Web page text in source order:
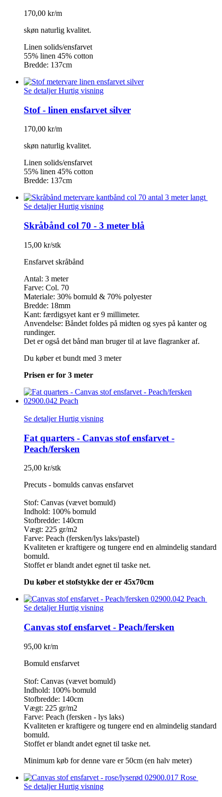
170,00 kr/m
skøn naturlig kvalitet.
Linen solids/ensfarvet
55% linen 45% cotton
Bredde: 137cm
Se detaljerHurtig visning
Stof - linen ensfarvet silver
170,00 kr/m
skøn naturlig kvalitet.
Linen solids/ensfarvet
55% linen 45% cotton
Bredde: 137cm
Se detaljerHurtig visning
Skråbånd col 70 - 3 meter blå
15,00 kr/stk
Ensfarvet skråbånd
Antal: 3 meter
Farve: Col. 70
Materiale: 30% bomuld & 70% polyester
Bredde: 18mm
Kant: færdigsyet kant er 9 millimeter.
Anvendelse: Båndet foldes på midten og syes på kanter og
rundinger.
Det er også det bånd man bruger til at lave flagranker af.
Du køber et bundt med 3 meter
Prisen er for 3 meter
Se detaljerHurtig visning
Fat quarters - Canvas stof ensfarvet -
Peach/fersken
25,00 kr/stk
Precuts - bomulds canvas ensfarvet
Stof: Canvas (vævet bomuld)
Indhold: 100% bomuld
Stofbredde: 140cm
Vægt: 225 gr/m2
Farve: Peach (fersken/lys laks/pastel)
Kvaliteten er kraftigere og tungere end en almindelig standard
bomuld.
Stoffet er blandt andet egnet til taske net.
Du køber et stofstykke der er 45x70cm
Se detaljerHurtig visning
Canvas stof ensfarvet - Peach/fersken
95,00 kr/m
Bomuld ensfarvet
Stof: Canvas (vævet bomuld)
Indhold: 100% bomuld
Stofbredde: 140cm
Vægt: 225 gr/m2
Farve: Peach (fersken - lys laks)
Kvaliteten er kraftigere og tungere end en almindelig standard
bomuld.
Stoffet er blandt andet egnet til taske net.
Minimum køb for denne vare er 50cm (en halv meter)
Se detaljerHurtig visning